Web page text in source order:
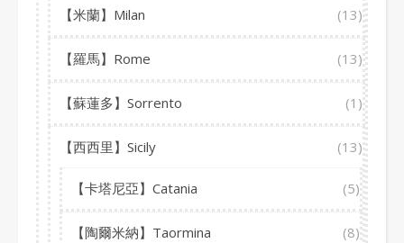
【米蘭】Milan (13)
【羅馬】Rome (13)
【蘇蓮多】Sorrento (1)
【西西里】Sicily (13)
【卡塔尼亞】Catania (5)
【陶爾米納】Taormina (8)